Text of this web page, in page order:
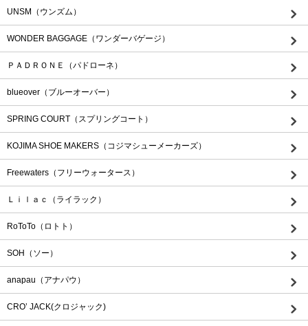
UNSM（ウンズム）
WONDER BAGGAGE（ワンダーバゲージ）
ＰＡＤＲＯＮＥ（パドローネ）
blueover（ブルーオーバー）
SPRING COURT（スプリングコート）
KOJIMA SHOE MAKERS（コジマシューメーカーズ）
Freewaters（フリーウォータース）
Ｌｉｌａｃ（ライラック）
RoToTo（ロトト）
SOH（ソー）
anapau（アナパウ）
CRO’ JACK(クロジャック)